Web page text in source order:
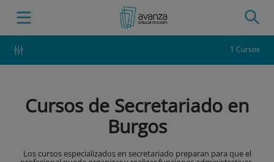
1 Cursos
Cursos de Secretariado en
Burgos
Los cursos especializados en secretariado preparan para que el